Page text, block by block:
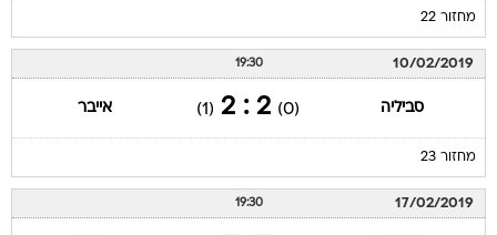
מחזור 22
10/02/2019
19:30
סביליה (0)
2 : 2
(1) אייבר
מחזור 23
17/02/2019
19:30